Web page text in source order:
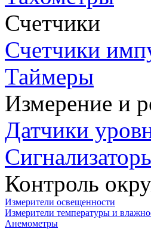
Счетчики
Счетчики
Таймеры
Измерение и
Датчики
Контроль
Измерители освещенности
Измерители температуры и
Анемометры